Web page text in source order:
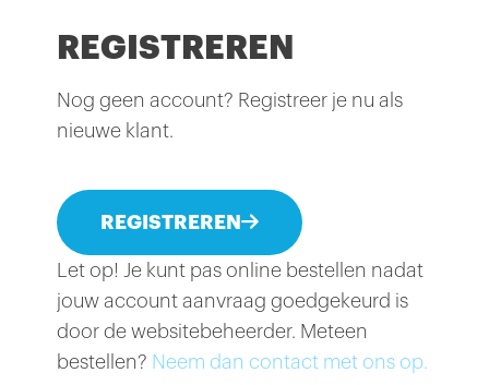
REGISTREREN
Nog geen account? Registreer je nu als
nieuwe klant.
REGISTREREN
Let op! Je kunt pas online bestellen nadat
jouw account aanvraag goedgekeurd is
door de websitebeheerder. Meteen
bestellen? Neem dan contact met ons op.